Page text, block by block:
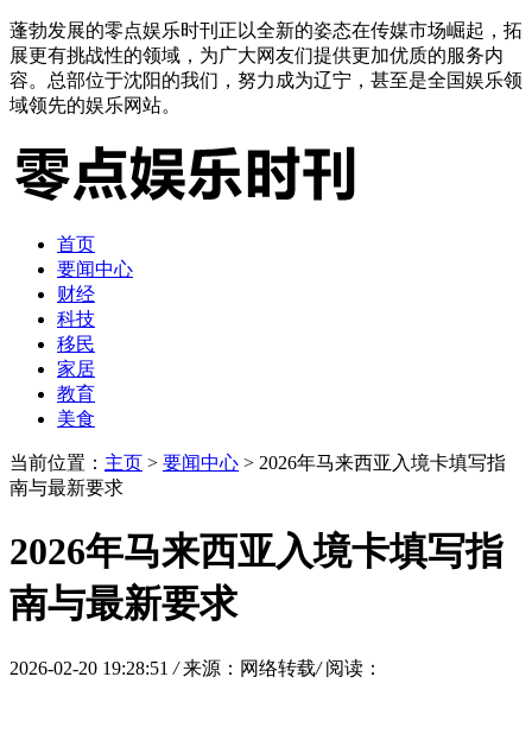
蓬勃发展的零点娱乐时刊正以全新的姿态在传媒市场崛起，拓
展更有挑战性的领域，为广大网友们提供更加优质的服务内
容。总部位于沈阳的我们，努力成为辽宁，甚至是全国娱乐领
域领先的娱乐网站。
首页
要闻中心
财经
科技
移民
家居
教育
美食
当前位置： 主页 > 要闻中心 > 2026年马来西亚入境卡填写指
南与最新要求
2026年马来西亚入境卡填写指
南与最新要求
2026-02-20 19:28:51 / 来源：网络转载/ 阅读：